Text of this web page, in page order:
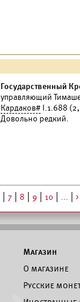
Государственный
управляющий
Кардаков# I.1.688
Довольно редкий.
7 8 9 10 ... >
Магазин
О магазине
Русские